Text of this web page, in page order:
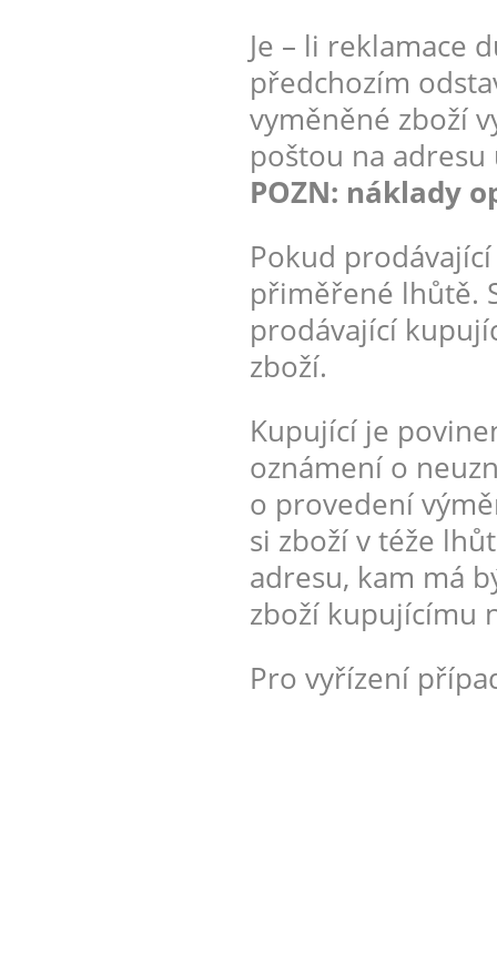
Je – li reklamace
předchozím
vyměněné zboží
poštou na
POZN: náklady
Pokud
přiměřené lhůtě.
prodávající
zboží.
Kupující je
oznámení o
o provedení
si zboží v téže
adresu, kam má
zboží kupujícímu
Pro vyřízení